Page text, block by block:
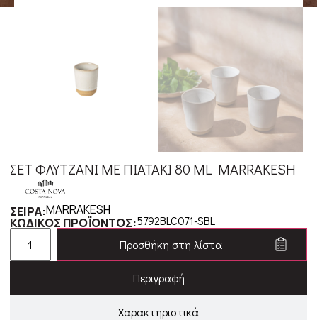
ΣΕΤ ΦΛΥΤΖΑΝΙ ΜΕ ΠΙΑΤΑΚΙ 80 ML MARRAKESH
ΣΕΙΡΑ:MARRAKESH
ΚΩΔΙΚΟΣ ΠΡΟΪΟΝΤΟΣ:5792BLC071-SBL
Προσθήκη στη λίστα
Περιγραφή
Χαρακτηριστικά